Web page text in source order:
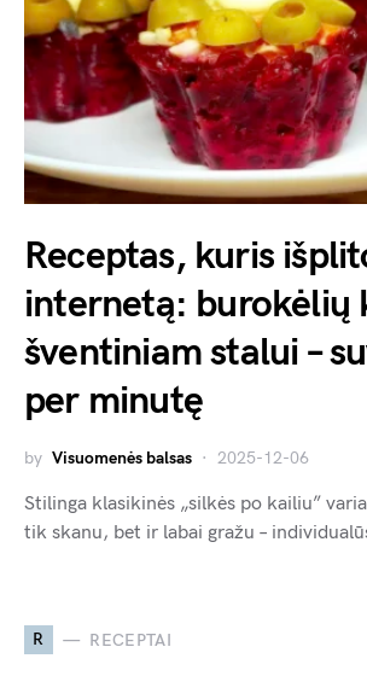
Receptas, kuris
internetą: burokėlių
šventiniam stalui –
per minutę
by Visuomenės balsas 2025-12-06
Stilinga klasikinės „silkės po kailiu”
tik skanu, bet ir labai gražu –
R RECEPTAI